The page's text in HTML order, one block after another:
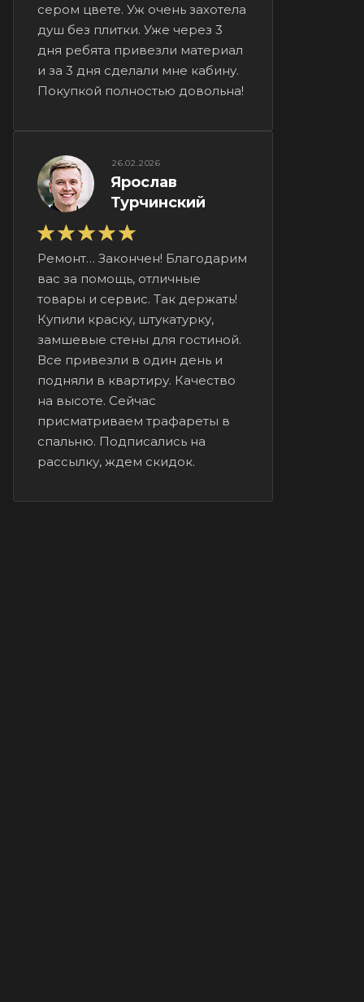
сером цвете. Уж очень захотела
душ без плитки. Уже через 3
дня ребята привезли материал
и за 3 дня сделали мне кабину.
Покупкой полностью довольна!
26.02.2026
Ярослав
Турчинский
Ремонт… Закончен! Благодарим
вас за помощь, отличные
товары и сервис. Так держать!
Купили краску, штукатурку,
замшевые стены для гостиной.
Все привезли в один день и
подняли в квартиру. Качество
на высоте. Сейчас
присматриваем трафареты в
спальню. Подписались на
рассылку, ждем скидок.